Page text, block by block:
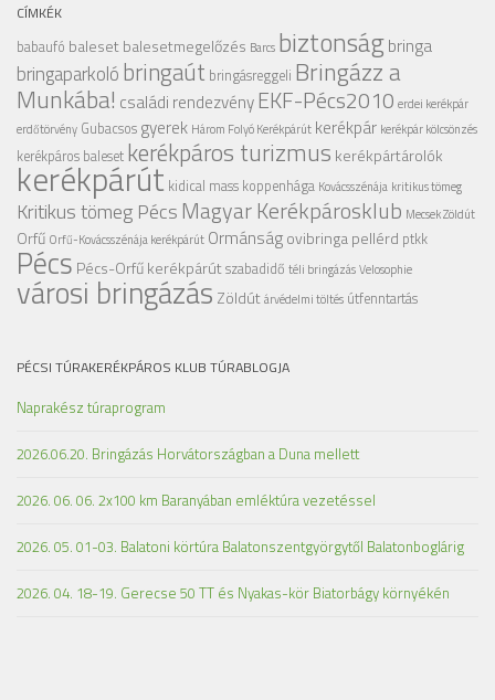
CÍMKÉK
babaufó balesetbalesetmegelőzés Barcs biztonságbringa
bringaparkolóbringaút bringásreggeli Bringázz a
Munkába! családi rendezvényEKF-Pécs2010 erdei kerékpár
erdőtörvény Gubacsos gyerek Három Folyó Kerékpárút kerékpár kerékpár kölcsönzés
kerékpáros baleset kerékpáros turizmus kerékpártárolók
kerékpárút kidical mass koppenhága Kovácsszénája kritikus tömeg
Kritikus tömeg PécsMagyar Kerékpárosklub Mecsek Zöldút
Orfű Orfű-Kovácsszénája kerékpárút Ormánságovibringapellérd ptkk
Pécs Pécs-Orfű kerékpárútszabadidő téli bringázásVelosophie
városi bringázás Zöldútárvédelmi töltés útfenntartás
PÉCSI TÚRAKERÉKPÁROS KLUB TÚRABLOGJA
Naprakész túraprogram
2026.06.20. Bringázás Horvátországban a Duna mellett
2026. 06. 06. 2x100 km Baranyában emléktúra vezetéssel
2026. 05. 01-03. Balatoni körtúra Balatonszentgyörgytől Balatonboglárig
2026. 04. 18-19. Gerecse 50 TT és Nyakas-kör Biatorbágy környékén